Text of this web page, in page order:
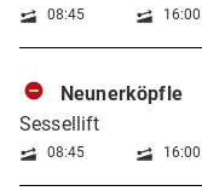
08:45 16:00
Neunerköpfle
Sessellift
08:45 16:00